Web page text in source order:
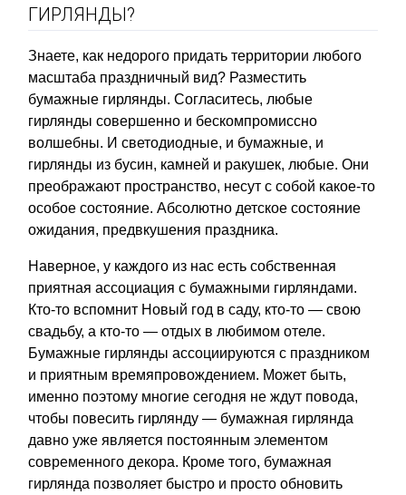
ГИРЛЯНДЫ?
Знаете, как недорого придать территории любого
масштаба праздничный вид? Разместить
бумажные гирлянды. Согласитесь, любые
гирлянды совершенно и бескомпромиссно
волшебны. И светодиодные, и бумажные, и
гирлянды из бусин, камней и ракушек, любые. Они
преображают пространство, несут с собой какое-то
особое состояние. Абсолютно детское состояние
ожидания, предвкушения праздника.
Наверное, у каждого из нас есть собственная
приятная ассоциация с бумажными гирляндами.
Кто-то вспомнит Новый год в саду, кто-то — свою
свадьбу, а кто-то — отдых в любимом отеле.
Бумажные гирлянды ассоциируются с праздником
и приятным времяпровождением. Может быть,
именно поэтому многие сегодня не ждут повода,
чтобы повесить гирлянду — бумажная гирлянда
давно уже является постоянным элементом
современного декора. Кроме того, бумажная
гирлянда позволяет быстро и просто обновить